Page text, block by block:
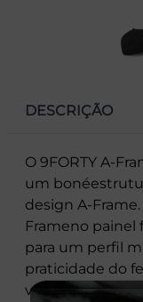
DESCRIÇÃO
O 9FORTY A-
um
design A-
Frameno painel
para um perfil
praticidade do
versatilidade,